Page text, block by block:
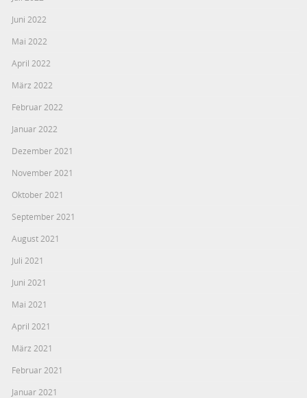
Juni 2022
Mai 2022
April 2022
März 2022
Februar 2022
Januar 2022
Dezember 2021
November 2021
Oktober 2021
September 2021
August 2021
Juli 2021
Juni 2021
Mai 2021
April 2021
März 2021
Februar 2021
Januar 2021